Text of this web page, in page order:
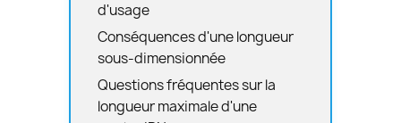
d'usage
Conséquences d'une longueur
sous-dimensionnée
Questions fréquentes sur la
longueur maximale d'une